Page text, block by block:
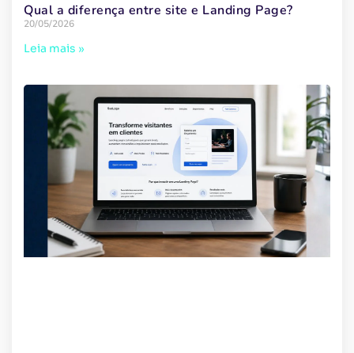
Qual a diferença entre site e Landing Page?
20/05/2026
Leia mais »